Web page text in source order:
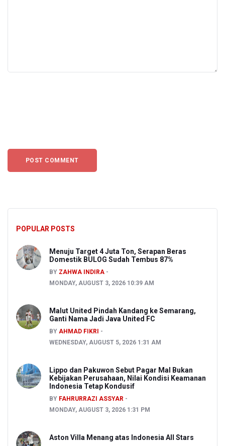
POPULAR POSTS
Menuju Target 4 Juta Ton, Serapan Beras
Domestik BULOG Sudah Tembus 87%
BY ZAHWA INDIRA
MONDAY, AUGUST 3, 2026 10:39 AM
Malut United Pindah Kandang ke Semarang,
Ganti Nama Jadi Java United FC
BY AHMAD FIKRI
WEDNESDAY, AUGUST 5, 2026 1:31 AM
Lippo dan Pakuwon Sebut Pagar Mal Bukan
Kebijakan Perusahaan, Nilai Kondisi Keamanan
Indonesia Tetap Kondusif
BY FAHRURRAZI ASSYAR
MONDAY, AUGUST 3, 2026 1:31 PM
Aston Villa Menang atas Indonesia All Stars